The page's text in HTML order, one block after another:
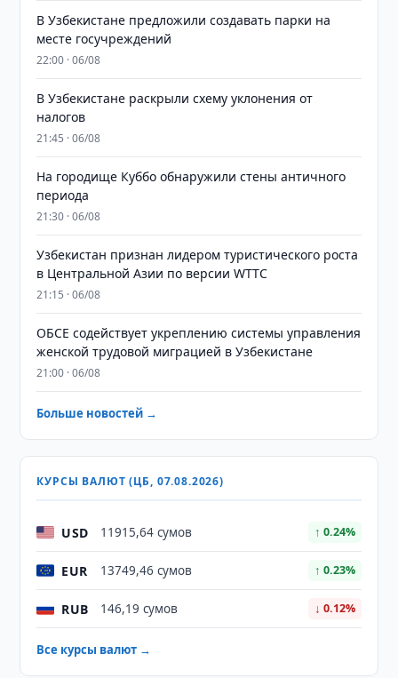
В Узбекистане предложили создавать парки на
месте госучреждений
22:00 · 06/08
В Узбекистане раскрыли схему уклонения от
налогов
21:45 · 06/08
На городище Куббо обнаружили стены античного
периода
21:30 · 06/08
Узбекистан признан лидером туристического роста
в Центральной Азии по версии WTTC
21:15 · 06/08
ОБСЕ содействует укреплению системы управления
женской трудовой миграцией в Узбекистане
21:00 · 06/08
Больше новостей →
КУРСЫ ВАЛЮТ (ЦБ, 07.08.2026)
USD 11915,64 сумов ↑ 0.24%
EUR 13749,46 сумов ↑ 0.23%
RUB 146,19 сумов ↓ 0.12%
Все курсы валют →